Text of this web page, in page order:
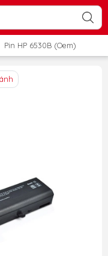
Pin HP 6530B (Oem)